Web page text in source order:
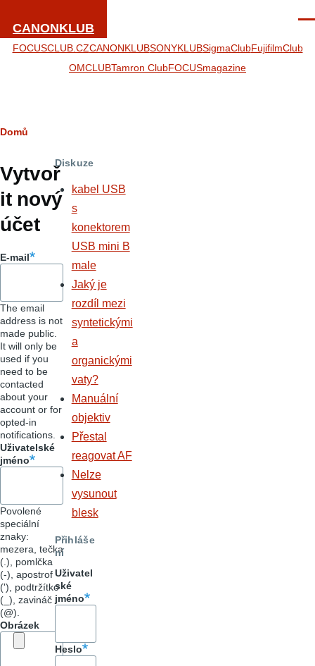
CANONKLUB
FOCUSCLUB.CZCANONKLUBSONYKLUBSigmaClubFujifilmClub
OMCLUBTamron ClubFOCUSmagazine
Hlavní
záložky
Drobečková
navigace
Domů
Vytvoř
it nový
účet
E-mail
The email
address is not
made public.
It will only be
used if you
need to be
contacted
about your
account or for
opted-in
notifications.
Uživatelské
jméno
Povolené
speciální
znaky:
mezera, tečka
(.), pomlčka
(-), apostrof
('), podtržítko
(_), zavináč
(@).
Obrázek
Diskuze
kabel USB
s
konektorem
USB mini B
male
Jaký je
rozdíl mezi
syntetickými
a
organickými
vaty?
Manuální
objektiv
Přestal
reagovat AF
Nelze
vysunout
blesk
Přihláše
ní
Uživatel
ské
jméno
Heslo